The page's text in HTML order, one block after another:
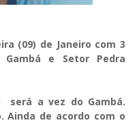
(09) de Janeiro com 3
Gambá e Setor Pedra
será a vez do Gambá.
Ainda de acordo com o